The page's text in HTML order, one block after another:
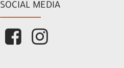
SOCIAL MEDIA